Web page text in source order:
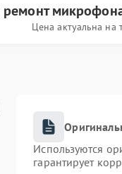
ремонт
Цена актуальна на
Используются
гарантирует